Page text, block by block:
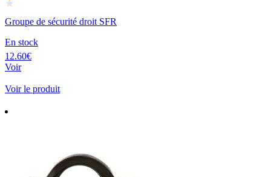
Groupe de sécurité droit SFR
En stock
12.60€
Voir
Voir le produit